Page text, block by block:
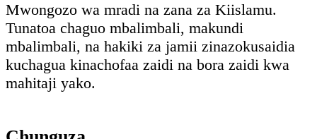
Mwongozo wa mradi na zana za Kiislamu.
Tunatoa chaguo mbalimbali, makundi
mbalimbali, na hakiki za jamii zinazokusaidia
kuchagua kinachofaa zaidi na bora zaidi kwa
mahitaji yako.